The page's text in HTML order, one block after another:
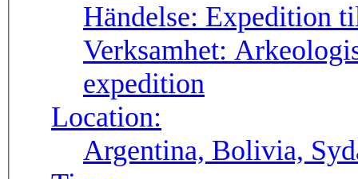
Händelse: Expedition
Verksamhet:
expedition
Location:
Argentina, Bolivia,